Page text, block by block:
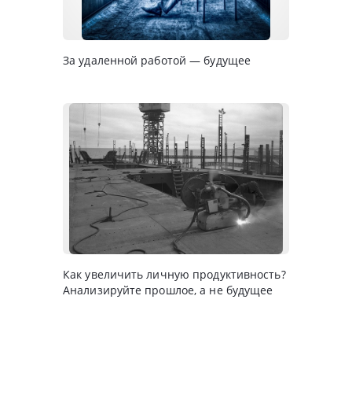
За удаленной работой — будущее
Как увеличить личную продуктивность?
Анализируйте прошлое, а не будущее